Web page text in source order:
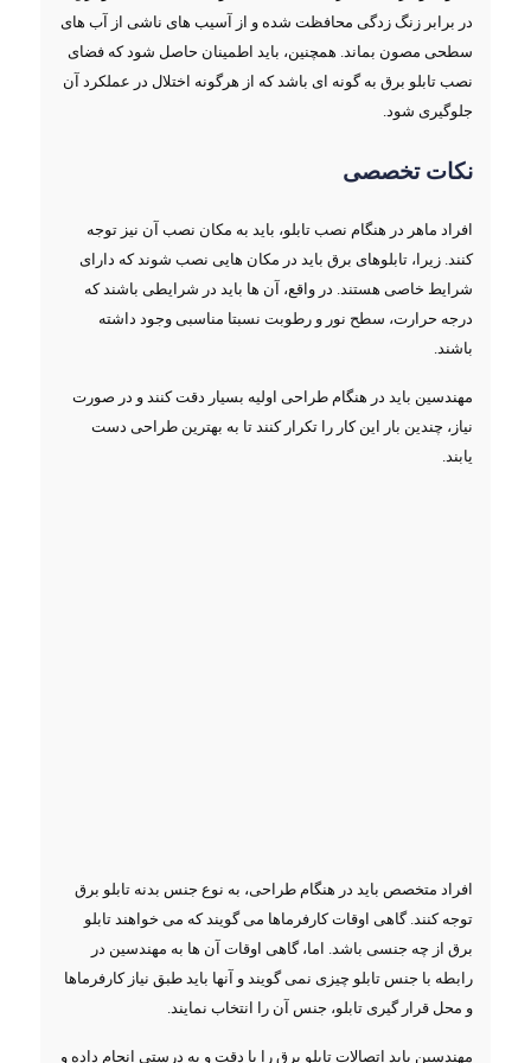
در برابر زنگ‌ زدگی محافظت شده و از آسیب ‌های ناشی از آب‌ های
سطحی مصون بماند. همچنین، باید اطمینان حاصل شود که فضای
نصب تابلو برق به گونه ‌ای باشد که از هرگونه اختلال در عملکرد آن
جلوگیری شود.
نکات تخصصی
افراد ماهر در هنگام نصب تابلو، باید به مکان نصب آن نیز توجه
کنند. زیرا، تابلوهای برق باید در مکان هایی نصب شوند که دارای
شرایط خاصی هستند. در واقع، آن ها باید در شرایطی باشند که
درجه حرارت، سطح نور و رطوبت نسبتا مناسبی وجود داشته
باشند.
مهندسین باید در هنگام طراحی اولیه بسیار دقت کنند و در صورت
نیاز، چندین بار این کار را تکرار کنند تا به بهترین طراحی دست
یابند.
افراد متخصص باید در هنگام طراحی، به نوع جنس بدنه تابلو برق
توجه کنند. گاهی اوقات کارفرماها می گویند که می خواهند تابلو
برق از چه جنسی باشد. اما، گاهی اوقات آن ها به مهندسین در
رابطه با جنس تابلو چیزی نمی گویند و آنها باید طبق نیاز کارفرماها
و محل قرار گیری تابلو، جنس آن را انتخاب نمایند.
مهندسین باید اتصالات تابلو برق را با دقت و به درستی انجام داده و